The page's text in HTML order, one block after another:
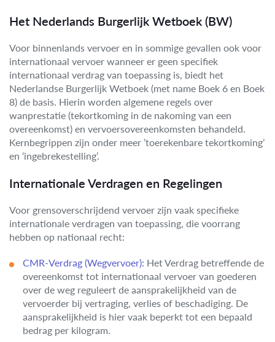
Het Nederlands Burgerlijk Wetboek (BW)
Voor binnenlands vervoer en in sommige gevallen ook voor
internationaal vervoer wanneer er geen specifiek
internationaal verdrag van toepassing is, biedt het
Nederlandse Burgerlijk Wetboek (met name Boek 6 en Boek
8) de basis. Hierin worden algemene regels over
wanprestatie (tekortkoming in de nakoming van een
overeenkomst) en vervoersovereenkomsten behandeld.
Kernbegrippen zijn onder meer ’toerekenbare tekortkoming’
en ‘ingebrekestelling’.
Internationale Verdragen en Regelingen
Voor grensoverschrijdend vervoer zijn vaak specifieke
internationale verdragen van toepassing, die voorrang
hebben op nationaal recht:
CMR-Verdrag (Wegvervoer): Het Verdrag betreffende de
overeenkomst tot internationaal vervoer van goederen
over de weg reguleert de aansprakelijkheid van de
vervoerder bij vertraging, verlies of beschadiging. De
aansprakelijkheid is hier vaak beperkt tot een bepaald
bedrag per kilogram.